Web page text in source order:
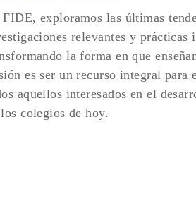
FIDE, exploramos las últimas
relevantes y prácticas
la forma en que
es ser un recurso integral para
aquellos interesados en el
colegios de hoy.